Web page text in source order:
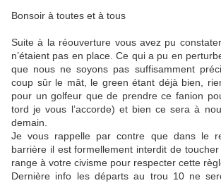
Bonsoir à toutes et à tous
Suite à la réouverture vous avez pu
n’étaient pas en place. Ce qui a pu en
que nous ne soyons pas suffisamment
coup sûr le mât, le green étant déjà bien,
pour un golfeur que de prendre ce fanion
tord je vous l’accorde) et bien ce sera à
demain.
Je vous rappelle par contre que dans le
barrière il est formellement interdit de
range à votre civisme pour respecter cette
Dernière info les départs au trou 10 ne